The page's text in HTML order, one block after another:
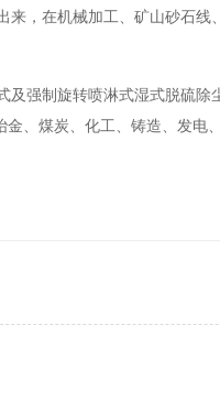
，在机械加工、矿山砂石线
强制旋转喷淋式湿式脱硫除
、煤炭、化工、铸造、发电